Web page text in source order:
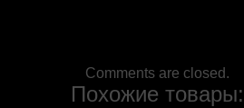
Comments are closed.
Похожие товары: